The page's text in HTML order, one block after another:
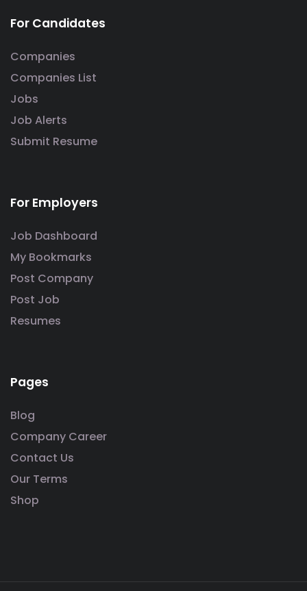
For Candidates
Companies
Companies List
Jobs
Job Alerts
Submit Resume
For Employers
Job Dashboard
My Bookmarks
Post Company
Post Job
Resumes
Pages
Blog
Company Career
Contact Us
Our Terms
Shop